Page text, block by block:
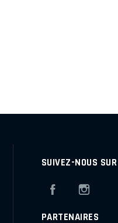
SUIVEZ-NOUS SUR
Facebook
PARTENAIRES